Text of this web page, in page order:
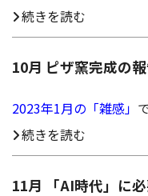
続きを読む
10月 ピザ窯完成の
2023年1月の「雑感」
続きを読む
11月 「AI時代」に